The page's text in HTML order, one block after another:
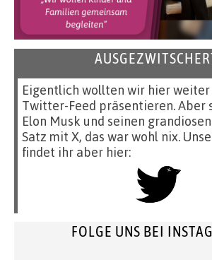
Eigentlich wollten wir hier weiter
Twitter-Feed präsentieren. Aber
Elon Musk und seinen
Satz mit X, das war wohl nix.
findet ihr aber hier:
FOLGE UNS BEI